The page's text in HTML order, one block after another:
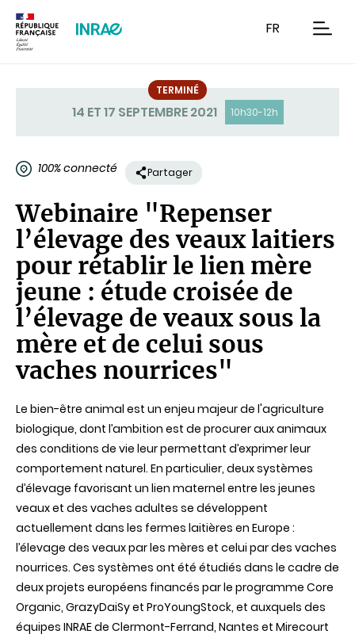
FR
14 ET 17 SEPTEMBRE 2021 10h30-12h
Statut
TERMINÉ
100% connecté Partager
Webinaire "Repenser
l’élevage des veaux laitiers
pour rétablir le lien mère
jeune : étude croisée de
l’élevage de veaux sous la
mère et de celui sous
vaches nourrices"
Le bien-être animal est un enjeu majeur de l'agriculture
biologique, dont l’ambition est de procurer aux animaux
des conditions de vie leur permettant d’exprimer leur
comportement naturel. En particulier, deux systèmes
d’élevage favorisant un lien maternel entre les jeunes
veaux et des vaches adultes se développent
actuellement dans les fermes laitières en Europe :
l’élevage des veaux par les mères et celui par des vaches
nourrices. Ces systèmes ont été étudiés dans le cadre de
deux projets européens financés par le programme Core
Organic, GrazyDaiSy et ProYoungStock, et auxquels des
équipes INRAE de Clermont-Ferrand, Nantes et Mirecourt